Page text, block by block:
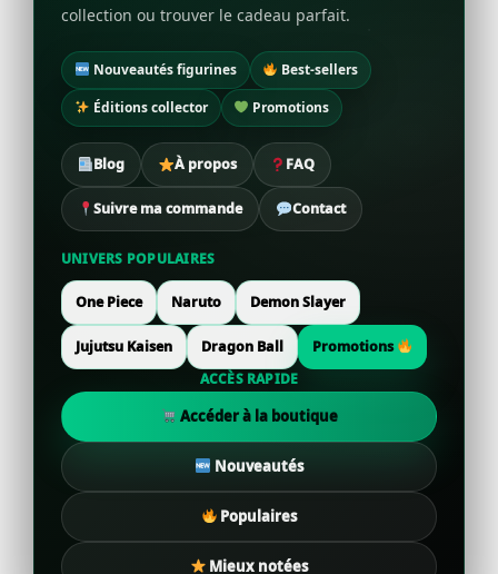
collection ou trouver le cadeau parfait.
Nouveautés figurines
Best-sellers
Éditions collector
Promotions
Blog À propos FAQ
Suivre ma commande Contact
UNIVERS POPULAIRES
One Piece Naruto Demon Slayer
Jujutsu Kaisen Dragon Ball
Promotions
ACCÈS RAPIDE
Accéder à la boutique
Nouveautés
Populaires
Mieux notées